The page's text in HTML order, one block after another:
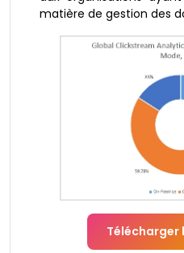
matière de gestion des